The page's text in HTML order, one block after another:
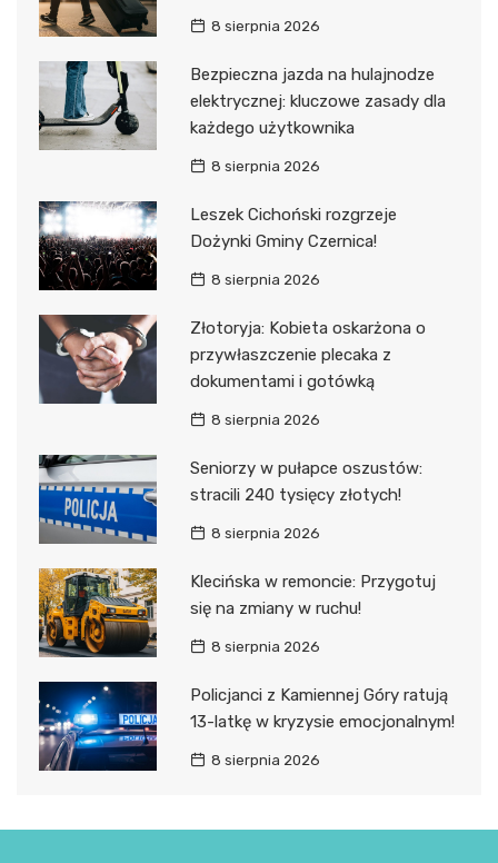
8 sierpnia 2026
Bezpieczna jazda na hulajnodze
elektrycznej: kluczowe zasady dla
każdego użytkownika
8 sierpnia 2026
Leszek Cichoński rozgrzeje
Dożynki Gminy Czernica!
8 sierpnia 2026
Złotoryja: Kobieta oskarżona o
przywłaszczenie plecaka z
dokumentami i gotówką
8 sierpnia 2026
Seniorzy w pułapce oszustów:
stracili 240 tysięcy złotych!
8 sierpnia 2026
Klecińska w remoncie: Przygotuj
się na zmiany w ruchu!
8 sierpnia 2026
Policjanci z Kamiennej Góry ratują
13-latkę w kryzysie emocjonalnym!
8 sierpnia 2026